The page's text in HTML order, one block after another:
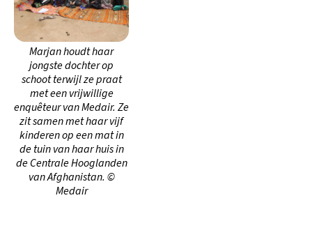
Marjan houdt haar
jongste dochter op
schoot terwijl ze praat
met een vrijwillige
enquêteur van Medair. Ze
zit samen met haar vijf
kinderen op een mat in
de tuin van haar huis in
de Centrale Hooglanden
van Afghanistan. ©
Medair